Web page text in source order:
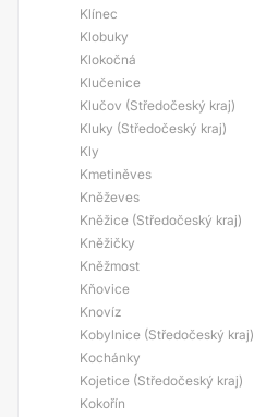
Klínec
Klobuky
Klokočná
Klučenice
Klučov (Středočeský kraj)
Kluky (Středočeský kraj)
Kly
Kmetiněves
Kněževes
Kněžice (Středočeský kraj)
Kněžičky
Kněžmost
Kňovice
Knovíz
Kobylnice (Středočeský kraj)
Kochánky
Kojetice (Středočeský kraj)
Kokořín